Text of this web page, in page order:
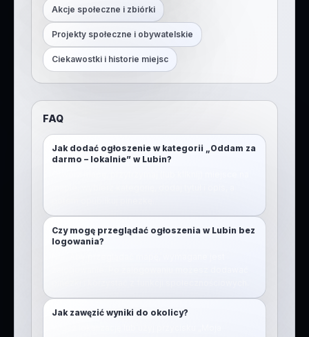
Akcje społeczne i zbiórki
Projekty społeczne i obywatelskie
Ciekawostki i historie miejsc
FAQ
Jak dodać ogłoszenie w kategorii „Oddam za
darmo – lokalnie” w Lubin?
Czy mogę przeglądać ogłoszenia w Lubin bez
logowania?
Jak zawęzić wyniki do okolicy?